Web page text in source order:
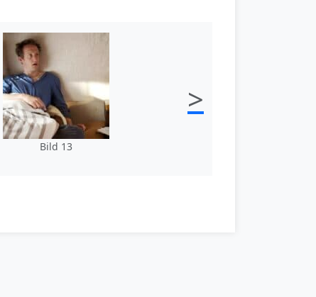
Bild 13
>